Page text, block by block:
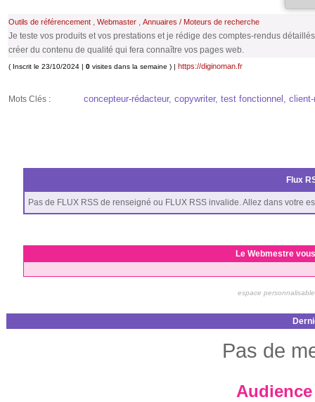
Outils de référencement , Webmaster , Annuaires / Moteurs de recherche
Je teste vos produits et vos prestations et je rédige des comptes-rendus
créer du contenu de qualité qui fera connaître vos pages web.
( Inscrit le 23/10/2024 | 0 visites dans la semaine ) | https://diginoman.fr
Mots Clés : concepteur-rédacteur, copywriter, test fonctionnel,
Flux
Pas de FLUX RSS de renseigné ou FLUX RSS invalide. Allez dans votre
Le Webmestre
espace
Pas de